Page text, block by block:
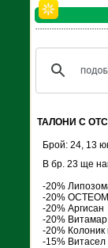
ТАЛОНИ С
Брой: 24, 13
В бр. 23 ще
-20%
-20%
-20% Аргисан
-20%
-20%
-15%